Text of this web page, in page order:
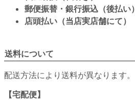
郵便振替・銀行振込（後払い）
店頭払い（当店実店舗にて）
送料について
配送方法により送料が異なります。
【宅配便】